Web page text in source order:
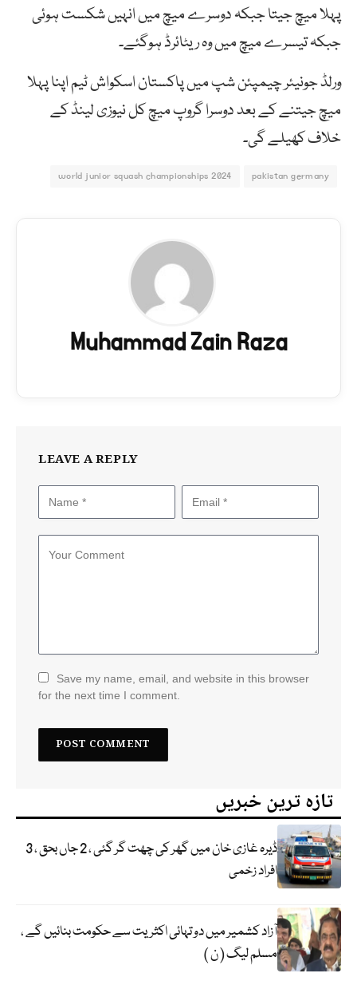
پہلا میچ جیتا جبکہ دوسرے میچ میں انہیں شکست ہوئی
جبکہ تیسرے میچ میں وہ ریٹائرڈ ہوگئے۔
ورلڈ جونیئر چیمپئن شپ میں پاکستان اسکواش ٹیم اپنا پہلا
میچ جیتنے کے بعد دوسرا گروپ میچ کل نیوزی لینڈ کے
خلاف کھیلے گی۔
pakistan germany
world junior squash championships 2024
Muhammad Zain Raza
LEAVE A REPLY
Save my name, email, and website in this browser
for the next time I comment.
تازہ ترین خبریں
ڈیرہ غازی خان میں گھر کی چھت گر گئی ، 2 جاں بحق ، 3
افراد زخمی
آزاد کشمیر میں دو تہائی اکثریت سے حکومت بنائیں گے ،
مسلم لیگ ( ن )